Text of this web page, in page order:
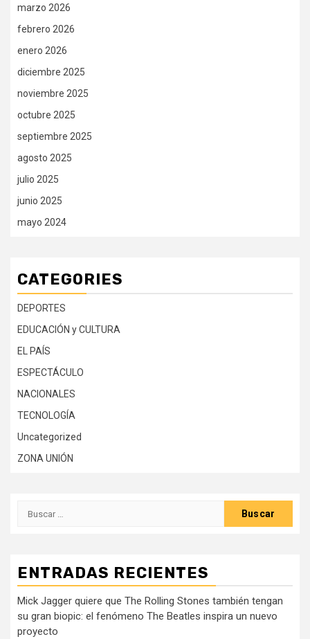
marzo 2026
febrero 2026
enero 2026
diciembre 2025
noviembre 2025
octubre 2025
septiembre 2025
agosto 2025
julio 2025
junio 2025
mayo 2024
CATEGORIES
DEPORTES
EDUCACIÓN y CULTURA
EL PAÍS
ESPECTÁCULO
NACIONALES
TECNOLOGÍA
Uncategorized
ZONA UNIÓN
Buscar:
ENTRADAS RECIENTES
Mick Jagger quiere que The Rolling Stones también tengan
su gran biopic: el fenómeno The Beatles inspira un nuevo
proyecto